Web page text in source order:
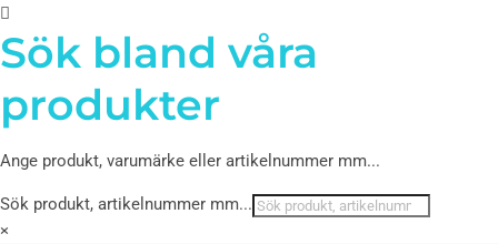
Sök bland våra
produkter
Ange produkt, varumärke eller artikelnummer mm...
Sök produkt, artikelnummer mm...
×